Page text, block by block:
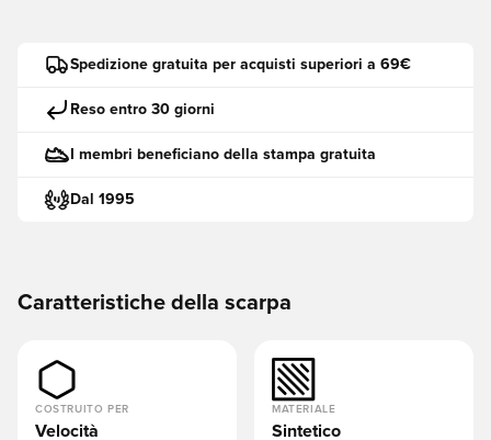
Spedizione gratuita per acquisti superiori a 69€
Reso entro 30 giorni
I membri beneficiano della stampa gratuita
Dal 1995
Caratteristiche della scarpa
COSTRUITO PER
Velocità
MATERIALE
Sintetico